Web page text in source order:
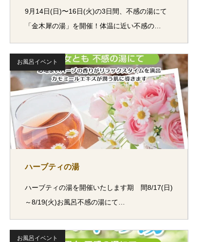
9月14日(日)〜16日(火)の3日間、不感の湯にて
「金木犀の湯」を開催！体温に近い不感の…
お風呂イベント
ハーブティの湯
ハーブティの湯を開催いたします期 間8/17(日)
～8/19(火)お風呂不感の湯にて…
お風呂イベント